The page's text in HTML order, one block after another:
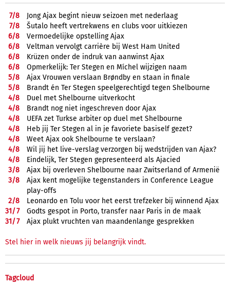
7/8
Jong Ajax begint nieuw seizoen met nederlaag
7/8
Šutalo heeft vertrekwens en clubs voor uitkiezen
6/8
Vermoedelijke opstelling Ajax
6/8
Veltman vervolgt carrière bij West Ham United
6/8
Krüzen onder de indruk van aanwinst Ajax
6/8
Opmerkelijk: Ter Stegen en Míchel wijzigen naam
5/8
Ajax Vrouwen verslaan Brøndby en staan in finale
5/8
Brandt én Ter Stegen speelgerechtigd tegen Shelbourne
4/8
Duel met Shelbourne uitverkocht
4/8
Brandt nog niet ingeschreven door Ajax
4/8
UEFA zet Turkse arbiter op duel met Shelbourne
4/8
Heb jij Ter Stegen al in je favoriete basiself gezet?
4/8
Weet Ajax ook Shelbourne te verslaan?
4/8
Wil jij het live-verslag verzorgen bij wedstrijden van Ajax?
4/8
Eindelijk, Ter Stegen gepresenteerd als Ajacied
3/8
Ajax bij overleven Shelbourne naar Zwitserland of Armenië
3/8
Ajax kent mogelijke tegenstanders in Conference League
play-offs
2/8
Leonardo en Tolu voor het eerst trefzeker bij winnend Ajax
31/7
Godts gespot in Porto, transfer naar Paris in de maak
31/7 Ajax plukt vruchten van maandenlange gesprekken
Stel hier in welk nieuws jij belangrijk vindt.
Tagcloud